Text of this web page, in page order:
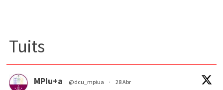
Tuits
MPIu+a @dcu_mpiua · 28 Abr